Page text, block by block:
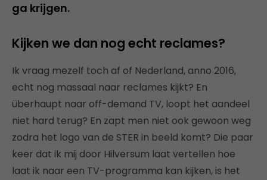
ga krijgen.
Kijken we dan nog echt reclames?
Ik vraag mezelf toch af of Nederland, anno 2016,
echt nog massaal naar reclames kijkt? En
überhaupt naar off-demand TV, loopt het aandeel
niet hard terug? En zapt men niet ook gewoon weg
zodra het logo van de STER in beeld komt? Die paar
keer dat ik mij door Hilversum laat vertellen hoe
laat ik naar een TV-programma kan kijken, is het